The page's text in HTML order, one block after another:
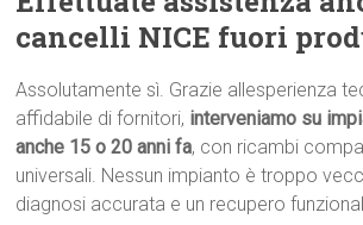
cancelli NICE fuori
Assolutamente sì. Grazie allesperienza
affidabile di fornitori, interveniamo su
anche 15 o 20 anni fa, con ricambi
universali. Nessun impianto è troppo
diagnosi accurata e un recupero